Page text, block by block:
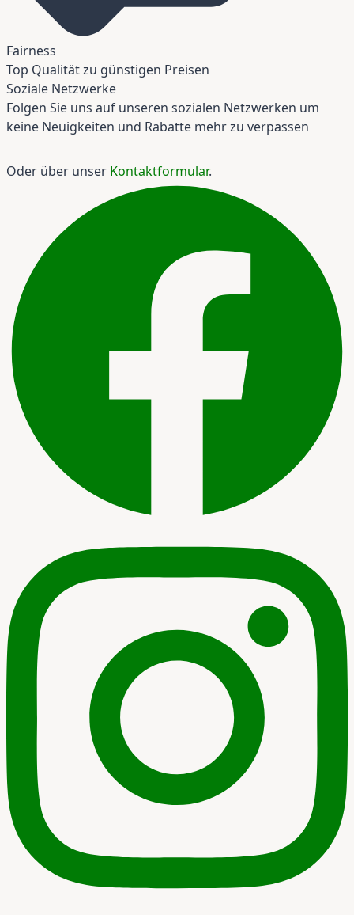
Fairness
Top Qualität zu günstigen Preisen
Soziale Netzwerke
Folgen Sie uns auf unseren sozialen Netzwerken um
keine Neuigkeiten und Rabatte mehr zu verpassen
Oder über unser Kontaktformular.